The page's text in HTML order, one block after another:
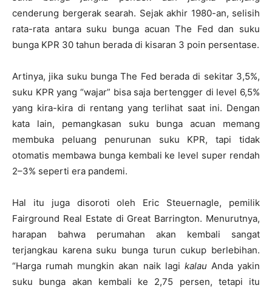
cenderung bergerak searah. Sejak akhir 1980-an, selisih
rata-rata antara suku bunga acuan The Fed dan suku
bunga KPR 30 tahun berada di kisaran 3 poin persentase.
Artinya, jika suku bunga The Fed berada di sekitar 3,5%,
suku KPR yang “wajar” bisa saja bertengger di level 6,5%
yang kira-kira di rentang yang terlihat saat ini. Dengan
kata lain, pemangkasan suku bunga acuan memang
membuka peluang penurunan suku KPR, tapi tidak
otomatis membawa bunga kembali ke level super rendah
2–3% seperti era pandemi.
Hal itu juga disoroti oleh Eric Steuernagle, pemilik
Fairground Real Estate di Great Barrington. Menurutnya,
harapan bahwa perumahan akan kembali sangat
terjangkau karena suku bunga turun cukup berlebihan.
“Harga rumah mungkin akan naik lagi kalauAnda yakin
suku bunga akan kembali ke 2,75 persen, tetapi itu